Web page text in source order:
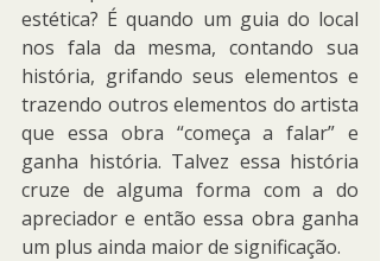
estética? É quando um guia do local
nos fala da mesma, contando sua
história, grifando seus elementos e
trazendo outros elementos do artista
que essa obra “começa a falar” e
ganha história. Talvez essa história
cruze de alguma forma com a do
apreciador e então essa obra ganha
um plus ainda maior de significação.